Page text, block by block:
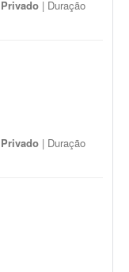
Privado | Duração
Privado | Duração